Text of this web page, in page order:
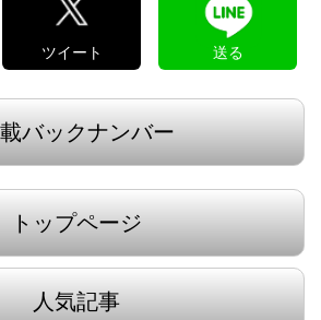
ツイート 送る
バックナンバー
トップページ
人気記事